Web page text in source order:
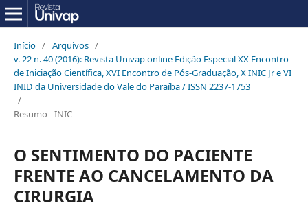
Início / Arquivos /
v. 22 n. 40 (2016): Revista Univap online Edição Especial XX Encontro
de Iniciação Científica, XVI Encontro de Pós-Graduação, X INIC Jr e VI
INID da Universidade do Vale do Paraíba / ISSN 2237-1753
/
Resumo - INIC
O SENTIMENTO DO PACIENTE
FRENTE AO CANCELAMENTO DA
CIRURGIA